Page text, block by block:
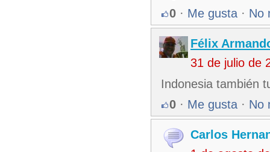
0 · Me gusta · No
Félix
31 de julio de
Indonesia también
0 · Me gusta · No
Carlos